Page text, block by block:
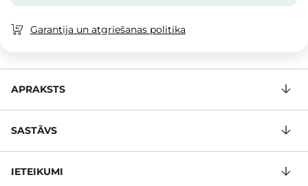
Garantija un atgriešanas politika
APRAKSTS
SASTĀVS
IETEIKUMI